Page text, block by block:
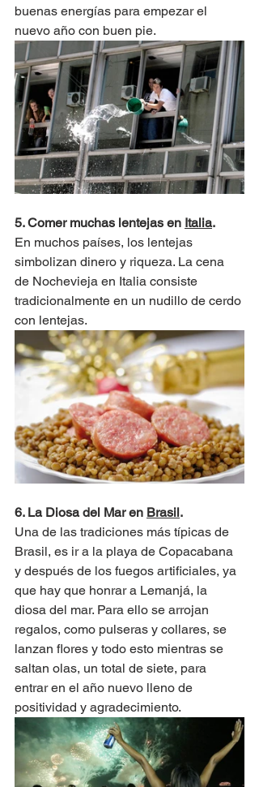
buenas energías para empezar el
nuevo año con buen pie.
5. Comer muchas lentejas en Italia.
En muchos países, los lentejas
simbolizan dinero y riqueza. La cena
de Nochevieja en Italia consiste
tradicionalmente en un nudillo de cerdo
con lentejas.
6. La Diosa del Mar en Brasil.
Una de las tradiciones más típicas de
Brasil, es ir a la playa de Copacabana
y después de los fuegos artificiales, ya
que hay que honrar a Lemanjá, la
diosa del mar. Para ello se arrojan
regalos, como pulseras y collares, se
lanzan flores y todo esto mientras se
saltan olas, un total de siete, para
entrar en el año nuevo lleno de
positividad y agradecimiento.